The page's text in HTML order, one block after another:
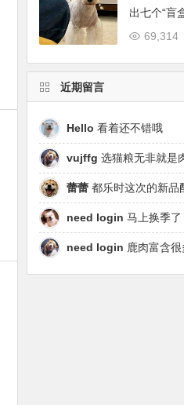
出七个“盲
69,314
近期留言
Hello 看着还不错哦
vujffg 选猫粮无非就是肉源好、品质好、工艺好，都乐
蕾蕾 都乐时这次的新品配方升级很有针对性，从原料溯源到营养配比都踩中
need login 马上换季了，家里的猫毛又要多起来了
need login 鹿肉富含很多优质营养，磷虾油对毛发